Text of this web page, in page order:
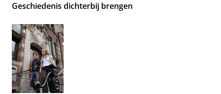
Geschiedenis dichterbij brengen